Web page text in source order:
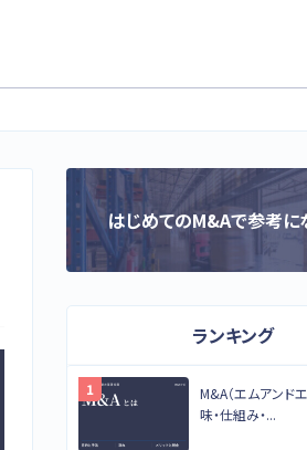
はじめてのM&Aで参考に
ランキング
M&A（エムアンド
味・仕組み・...